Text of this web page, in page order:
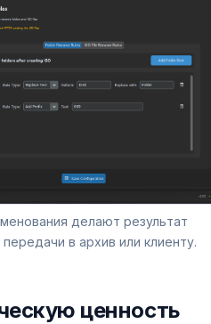
делают результат
в архив или клиенту.
ценность